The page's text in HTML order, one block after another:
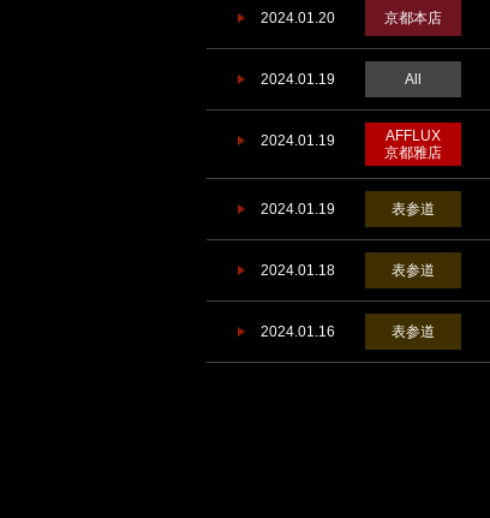
2024.01.20 京都本店
2024.01.19 All
2024.01.19
AFFLUX
京都雅店
2024.01.19 表参道
2024.01.18 表参道
2024.01.16 表参道